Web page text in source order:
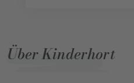
Über Kinderhort